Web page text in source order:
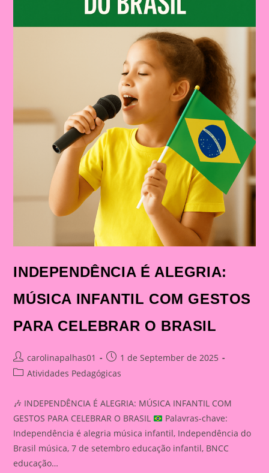
INDEPENDÊNCIA É ALEGRIA:
MÚSICA INFANTIL COM GESTOS
PARA CELEBRAR O BRASIL
Post
author:
carolinapalhas01
Post
published:
1 de September de 2025
PostAtividades Pedagógicas
🎶 INDEPENDÊNCIA É ALEGRIA: MÚSICA INFANTIL COM
GESTOS PARA CELEBRAR O BRASIL
Palavras-chave:
Independência é alegria música infantil, Independência do
Brasil música, 7 de setembro educação infantil, BNCC
educação…